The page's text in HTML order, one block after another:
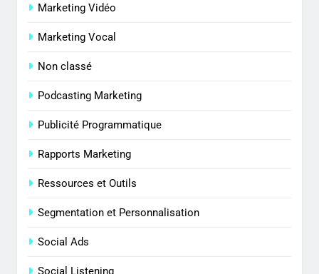
Marketing Vidéo
Marketing Vocal
Non classé
Podcasting Marketing
Publicité Programmatique
Rapports Marketing
Ressources et Outils
Segmentation et Personnalisation
Social Ads
Social Listening